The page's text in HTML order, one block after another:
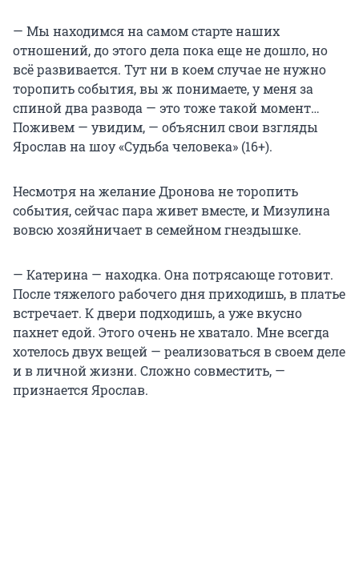
— Мы находимся на самом старте наших
отношений, до этого дела пока еще не дошло, но
всё развивается. Тут ни в коем случае не нужно
торопить события, вы ж понимаете, у меня за
спиной два развода — это тоже такой момент…
Поживем — увидим, — объяснил свои взгляды
Ярослав на шоу «Судьба человека» (16+).
Несмотря на желание Дронова не торопить
события, сейчас пара живет вместе, и Мизулина
вовсю хозяйничает в семейном гнездышке.
— Катерина — находка. Она потрясающе готовит.
После тяжелого рабочего дня приходишь, в платье
встречает. К двери подходишь, а уже вкусно
пахнет едой. Этого очень не хватало. Мне всегда
хотелось двух вещей — реализоваться в своем деле
и в личной жизни. Сложно совместить, —
признается Ярослав.